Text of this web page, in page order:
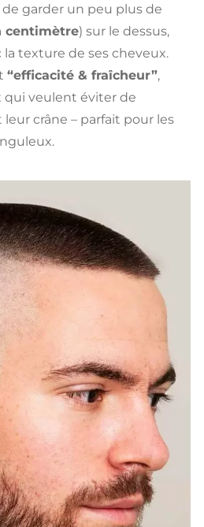
garder un peu plus de
centimètre) sur le dessus,
texture de ses cheveux.
“efficacité & fraîcheur”,
qui veulent éviter de
crâne – parfait pour les